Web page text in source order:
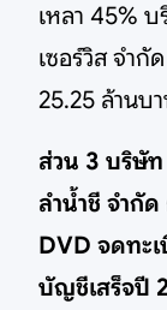
เหลา 45%
เซอร์วิส จำกั
25.25 ล้านบ
ส่วน 3 บริษั
ลำน้ำชี จำกั
DVD จดทะ
บัญชีเสร็จปี